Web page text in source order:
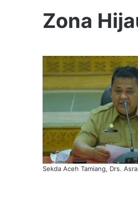
Zona
Sekda Aceh Tamiang, Drs.